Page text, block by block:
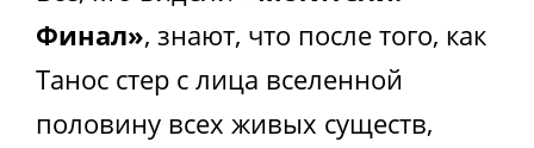
Финал», знают, что после того, как
Танос стер с лица вселенной
половину всех живых существ,